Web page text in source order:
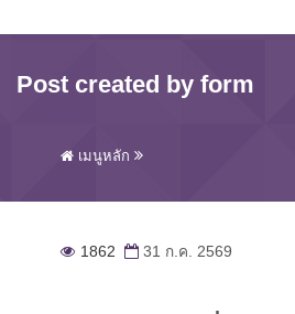
Post created by form
เมนูหลัก
1862 31 ก.ค. 2569